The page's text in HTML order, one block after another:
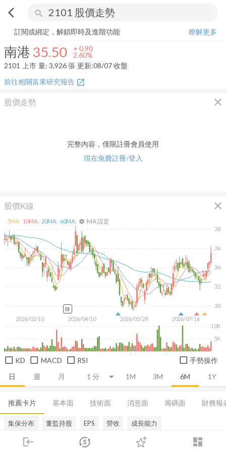
arrow_back_ios search
login dashboard
市場 登入
南港 35.50+ 2.60%
訂閱或綁定，解鎖即時及進階功能
瞭解更多
南港 35.50 + 0.90
2.60%
2101
上市 量: 3,926張 更新:08/07 收盤
前往相關富果研究報告 open_in_new
股價走勢 close
完整內容，僅限註冊會員使用
現在免費註冊/登入
股價K線 close
日 週 月 1M 3M 6M 1Y
2026/02/10 2026/04/10 2026/05/28 2026/07/16
30
32
34
36
38
5K
10K
5MA: 10MA: 20MA: 60MA: settings MA 設定
除
KD MACD RSI 手勢操作
推薦卡片 基本面 技術面 消息面 籌碼面 財務報
集保分布 董監持股 EPS 營收 成長能力